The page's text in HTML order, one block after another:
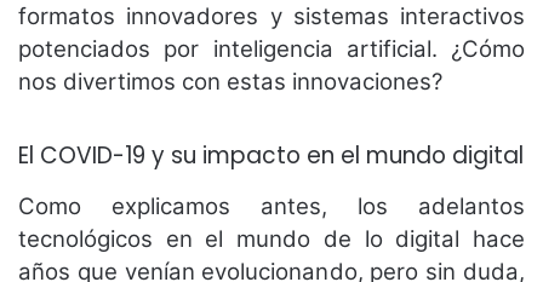
formatos innovadores y sistemas interactivos
potenciados por inteligencia artificial. ¿Cómo
nos divertimos con estas innovaciones?
El COVID-19 y su impacto en el mundo digital
Como explicamos antes, los adelantos
tecnológicos en el mundo de lo digital hace
años que venían evolucionando, pero sin duda,